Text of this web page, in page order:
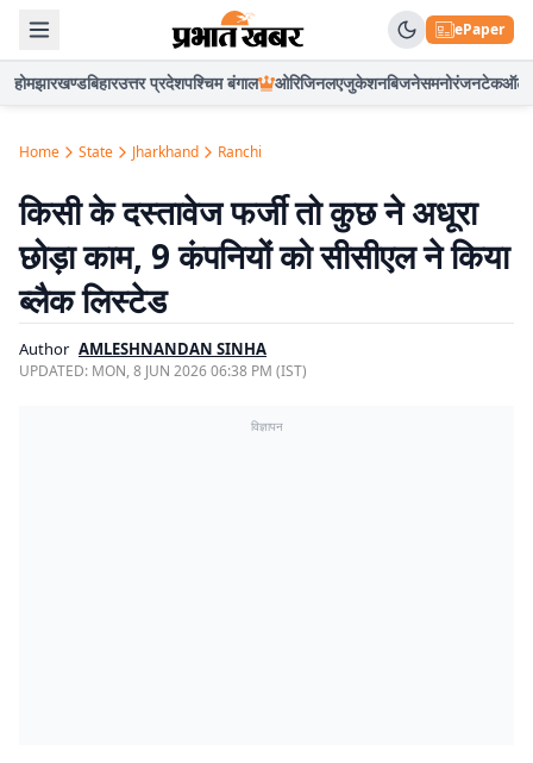
ePaper
होमझारखण्डबिहारउत्तर प्रदेशपश्चिम बंगाल ओरिजिनलएजुकेशनबिजनेसमनोरंजनटेकऑटो
Home State Jharkhand Ranchi
किसी के दस्तावेज फर्जी तो कुछ ने अधूरा
छोड़ा काम, 9 कंपनियों को सीसीएल ने किया
ब्लैक लिस्टेड
Author AMLESHNANDAN SINHA
UPDATED: MON, 8 JUN 2026 06:38 PM (IST)
विज्ञापन